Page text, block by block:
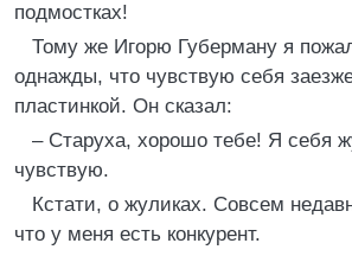
подмостках!
Тому же Игорю Губерману я
однажды, что чувствую себя
пластинкой. Он сказал:
– Старуха, хорошо тебе! Я себя
чувствую.
Кстати, о жуликах. Совсем
что у меня есть конкурент.